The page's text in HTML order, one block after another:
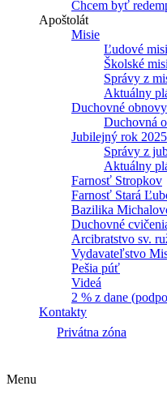
Chcem byť
Apoštolát
Misie
Ľudové
Školské
Správy z
Aktuálny
Duchovné obnovy
Duchovná
Jubilejný rok 2025
Správy z
Aktuálny
Farnosť Stropkov
Farnosť Stará
Bazilika
Duchovné
Arcibratstvo sv.
Vydavateľstvo
Pešia púť
Videá
2 % z dane
Kontakty
Privátna zóna
Menu